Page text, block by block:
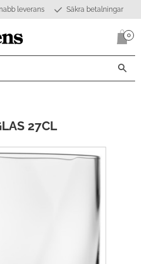
leverans Säkra betalningar
0
27CL